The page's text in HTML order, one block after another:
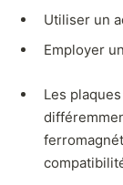
Utiliser un
Employer
Les